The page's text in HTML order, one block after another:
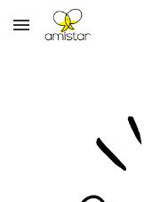
Skip to main content